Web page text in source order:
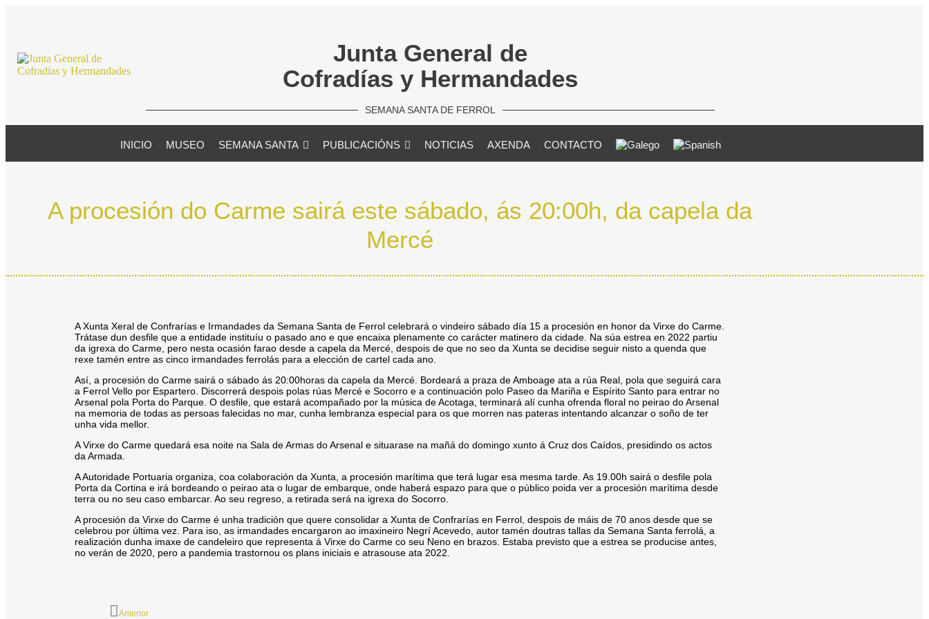
Junta General de
Cofradías y Hermandades
SEMANA SANTA DE FERROL
INICIO MUSEO SEMANA SANTA PUBLICACIÓNS NOTICIAS AXENDA CONTACTO
A procesión do Carme sairá este sábado, ás 20:00h, da capela da
Mercé
A Xunta Xeral de Confrarías e Irmandades da Semana Santa de Ferrol celebrará o vindeiro sábado día 15 a procesión en honor da Virxe do Carme.
Trátase dun desfile que a entidade instituíu o pasado ano e que encaixa plenamente co carácter matinero da cidade. Na súa estrea en 2022 partiu
da igrexa do Carme, pero nesta ocasión farao desde a capela da Mercé, despois de que no seo da Xunta se decidise seguir nisto a quenda que
rexe tamén entre as cinco irmandades ferrolás para a elección de cartel cada ano.
Así, a procesión do Carme sairá o sábado ás 20:00horas da capela da Mercé. Bordeará a praza de Amboage ata a rúa Real, pola que seguirá cara
a Ferrol Vello por Espartero. Discorrerá despois polas rúas Mercé e Socorro e a continuación polo Paseo da Mariña e Espírito Santo para entrar no
Arsenal pola Porta do Parque. O desfile, que estará acompañado por la música de Acotaga, terminará alí cunha ofrenda floral no peirao do Arsenal
na memoria de todas as persoas falecidas no mar, cunha lembranza especial para os que morren nas pateras intentando alcanzar o soño de ter
unha vida mellor.
A Virxe do Carme quedará esa noite na Sala de Armas do Arsenal e situarase na mañá do domingo xunto á Cruz dos Caídos, presidindo os actos
da Armada.
A Autoridade Portuaria organiza, coa colaboración da Xunta, a procesión marítima que terá lugar esa mesma tarde. As 19.00h sairá o desfile pola
Porta da Cortina e irá bordeando o peirao ata o lugar de embarque, onde haberá espazo para que o público poida ver a procesión marítima desde
terra ou no seu caso embarcar. Ao seu regreso, a retirada será na igrexa do Socorro.
A procesión da Virxe do Carme é unha tradición que quere consolidar a Xunta de Confrarías en Ferrol, despois de máis de 70 anos desde que se
celebrou por última vez. Para iso, as irmandades encargaron ao imaxineiro Negrí Acevedo, autor tamén doutras tallas da Semana Santa ferrolá, a
realización dunha imaxe de candeleiro que representa á Virxe do Carme co seu Neno en brazos. Estaba previsto que a estrea se producise antes,
no verán de 2020, pero a pandemia trastornou os plans iniciais e atrasouse ata 2022.
Anterior